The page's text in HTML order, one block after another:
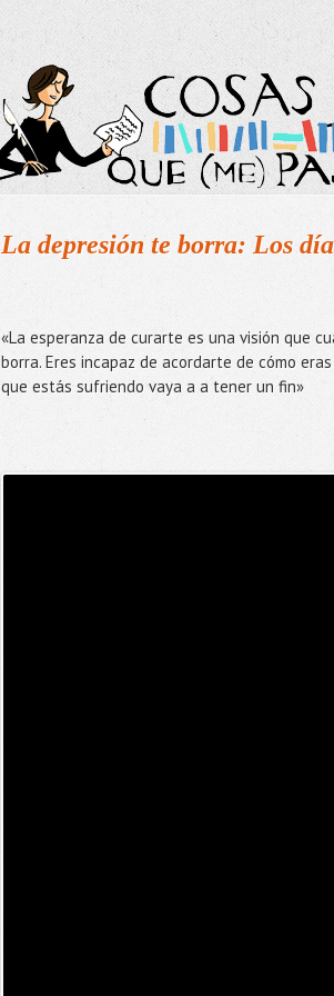
La depresión te borra: Los
«La esperanza de curarte es una visión que
borra. Eres incapaz de acordarte de cómo
que estás sufriendo vaya a a tener un fin»